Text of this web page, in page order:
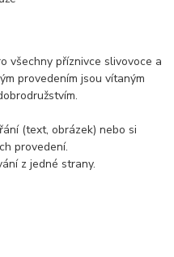
všechny příznivce slivovoce a
provedením jsou vítaným
(text, obrázek) nebo si
provedení.
z jedné strany.